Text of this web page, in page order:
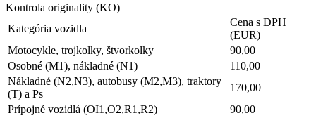
Kontrola originality (KO)
Kategória vozidla
Cena s DPH
(EUR)
Motocykle, trojkolky, štvorkolky
90,00
Osobné (M1), nákladné (N1)
110,00
Nákladné (N2,N3), autobusy (M2,M3), traktory
(T) a Ps
170,00
Prípojné vozidlá (OI1,O2,R1,R2)
90,00